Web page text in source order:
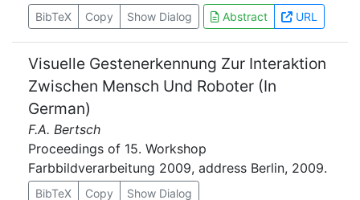
BibTeX Copy Show Dialog Abstract URL
Visuelle Gestenerkennung Zur Interaktion
Zwischen Mensch Und Roboter (In
German)
F.A. Bertsch
Proceedings of 15. Workshop
Farbbildverarbeitung 2009, address Berlin, 2009.
BibTeX Copy Show Dialog